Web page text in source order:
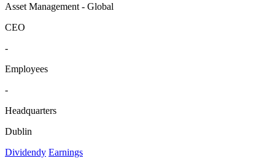
Asset Management - Global
CEO
-
Employees
-
Headquarters
Dublin
Dividendy Earnings